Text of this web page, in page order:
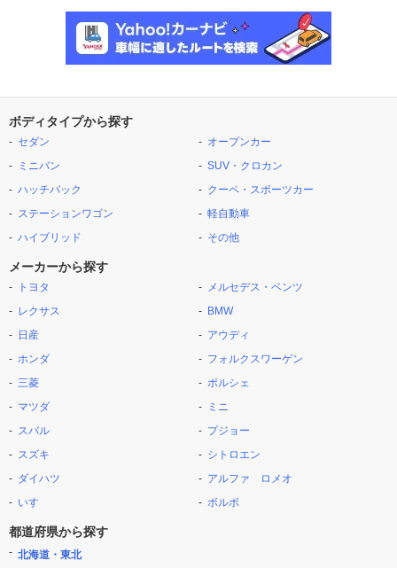
ボディタイプから探す
セダン
ミニバン
ハッチバック
ステーションワゴン
ハイブリッド
オープンカー
SUV・クロカン
クーペ・スポーツカー
軽自動車
その他
メーカーから探す
トヨタ
レクサス
日産
ホンダ
三菱
マツダ
スバル
スズキ
ダイハツ
いすゞ
メルセデス・ベンツ
BMW
アウディ
フォルクスワーゲン
ポルシェ
ミニ
プジョー
シトロエン
アルファ ロメオ
ボルボ
都道府県から探す
北海道・東北